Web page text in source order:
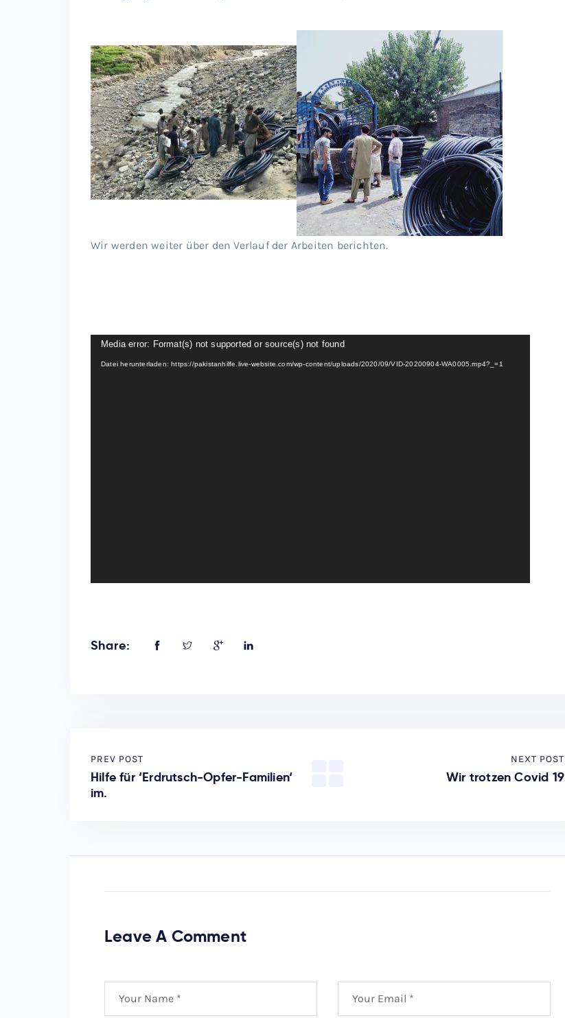
Wir werden weiter über den Verlauf der Arbeiten berichten.
Video-
Player
Media error: Format(s) not supported or source(s) not found
Datei herunterladen: https://pakistanhilfe.live-website.com/wp-content/uploads/2020/09/VID-20200904-WA0005.mp4?_=1
Share:
PREV POST
Hilfe für ‘Erdrutsch-Opfer-Familien‘
im.
NEXT POST
Wir trotzen Covid 19
Leave A Comment